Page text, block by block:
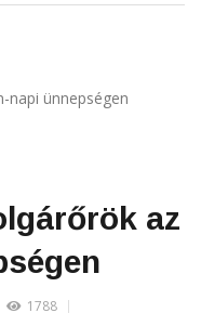
napi ünnepségen
az
1788